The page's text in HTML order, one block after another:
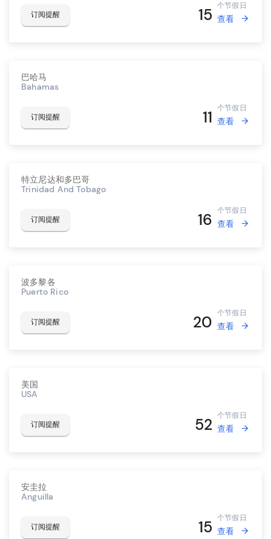
订阅提醒 15 个节假日
查看
巴哈马
Bahamas
订阅提醒 11 个节假日
查看
特立尼达和多巴哥
Trinidad And Tobago
订阅提醒 16 个节假日
查看
波多黎各
Puerto Rico
订阅提醒 20 个节假日
查看
美国
USA
订阅提醒 52 个节假日
查看
安圭拉
Anguilla
订阅提醒 15 个节假日
查看